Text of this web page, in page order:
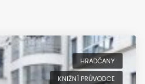
HRADČANY
KNIŽNÍ PRŮVODCE